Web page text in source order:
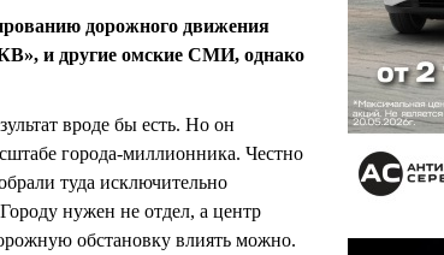
дорожного движения
и другие омские СМИ, однако
вроде бы есть. Но он
города-миллионника. Честно
туда исключительно
нужен не отдел, а центр
обстановку влиять можно.